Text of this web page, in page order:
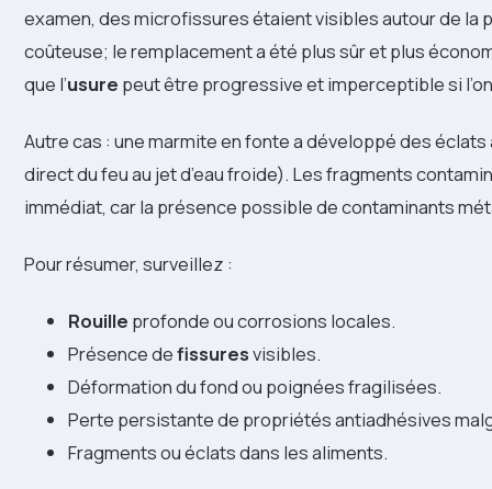
examen, des microfissures étaient visibles autour de la
coûteuse; le remplacement a été plus sûr et plus
que l’usure peut être progressive et imperceptible si
Autre cas : une marmite en fonte a développé des
direct du feu au jet d’eau froide). Les fragments
immédiat, car la présence possible de contaminants
Pour résumer, surveillez :
Rouille profonde ou corrosions locales.
Présence defissuresvisibles.
Déformation du fond ou poignées fragilisées.
Perte persistante de propriétés antiadhésives
Fragments ou éclats dans les aliments.